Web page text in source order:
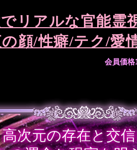
でリアルな官能霊
顔/性癖/テク/愛
会員価格
高次元の存在と交